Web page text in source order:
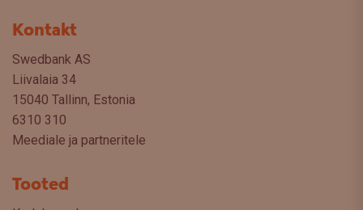
Kontakt
Swedbank AS
Liivalaia 34
15040 Tallinn, Estonia
6310 310
Meediale ja partneritele
Tooted